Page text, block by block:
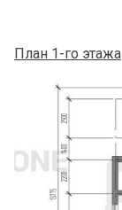
План 1-го этажа